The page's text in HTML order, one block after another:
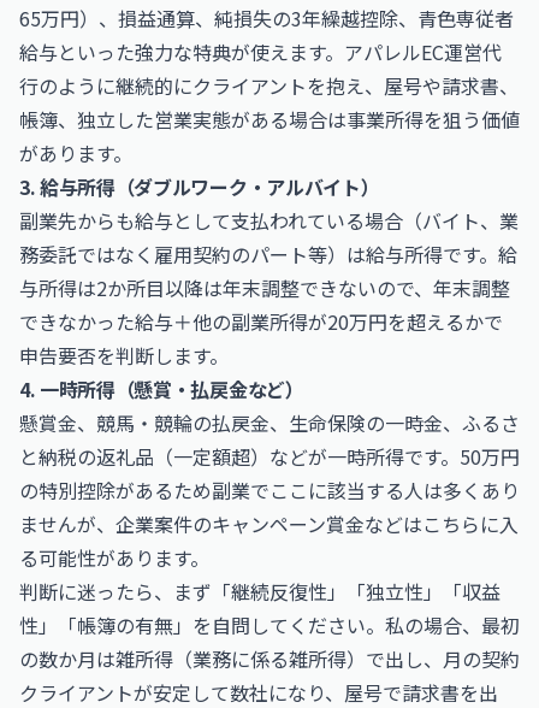
65万円）、損益通算、純損失の3年繰越控除、青色専従者
給与といった強力な特典が使えます。アパレルEC運営代
行のように継続的にクライアントを抱え、屋号や請求書、
帳簿、独立した営業実態がある場合は事業所得を狙う価値
があります。
3. 給与所得（ダブルワーク・アルバイト）
副業先からも給与として支払われている場合（バイト、業
務委託ではなく雇用契約のパート等）は給与所得です。給
与所得は2か所目以降は年末調整できないので、年末調整
できなかった給与＋他の副業所得が20万円を超えるかで
申告要否を判断します。
4. 一時所得（懸賞・払戻金など）
懸賞金、競馬・競輪の払戻金、生命保険の一時金、ふるさ
と納税の返礼品（一定額超）などが一時所得です。50万円
の特別控除があるため副業でここに該当する人は多くあり
ませんが、企業案件のキャンペーン賞金などはこちらに入
る可能性があります。
判断に迷ったら、まず「継続反復性」「独立性」「収益
性」「帳簿の有無」を自問してください。私の場合、最初
の数か月は雑所得（業務に係る雑所得）で出し、月の契約
クライアントが安定して数社になり、屋号で請求書を出